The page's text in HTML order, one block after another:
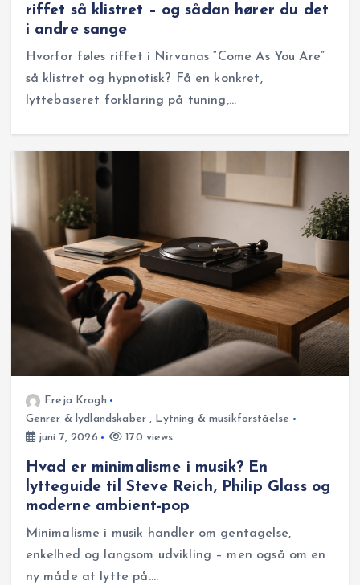
riffet så klistret – og sådan hører du det
i andre sange
Hvorfor føles riffet i Nirvanas “Come As You Are”
så klistret og hypnotisk? Få en konkret,
lyttebaseret forklaring på tuning,…
Freja Krogh
Genrer & lydlandskaber, Lytning & musikforståelse
juni 7, 2026
170 views
Hvad er minimalisme i musik? En
lytteguide til Steve Reich, Philip Glass og
moderne ambient-pop
Minimalisme i musik handler om gentagelse,
enkelhed og langsom udvikling – men også om en
ny måde at lytte på.…